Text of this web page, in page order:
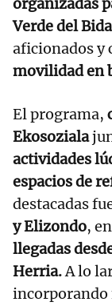
organizadas
Verde del
aficionados y
movilidad en
El programa,
Ekosoziala
actividades
espacios de
destacadas
y Elizondo,
llegadas
Herria.A lo
incorporando